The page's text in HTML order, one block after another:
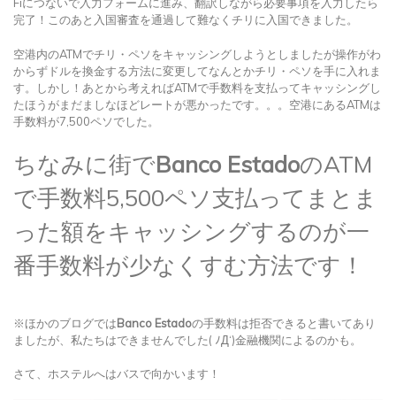
Fiにつないで入力フォームに進み、翻訳しながら必要事項を入力したら
完了！このあと入国審査を通過して難なくチリに入国できました。
空港内のATMでチリ・ペソをキャッシングしようとしましたが操作がわ
からずドルを換金する方法に変更してなんとかチリ・ペソを手に入れま
す。しかし！あとから考えればATMで手数料を支払ってキャッシングし
たほうがまだましなほどレートが悪かったです。。。空港にあるATMは
手数料が7,500ペソでした。
ちなみに街でBanco EstadoのATM
で手数料5,500ペソ支払ってまとま
った額をキャッシングするのが一
番手数料が少なくすむ方法です！
※ほかのブログではBanco Estadoの手数料は拒否できると書いてあり
ましたが、私たちはできませんでした( ﾉД‘)金融機関によるのかも。
さて、ホステルへはバスで向かいます！